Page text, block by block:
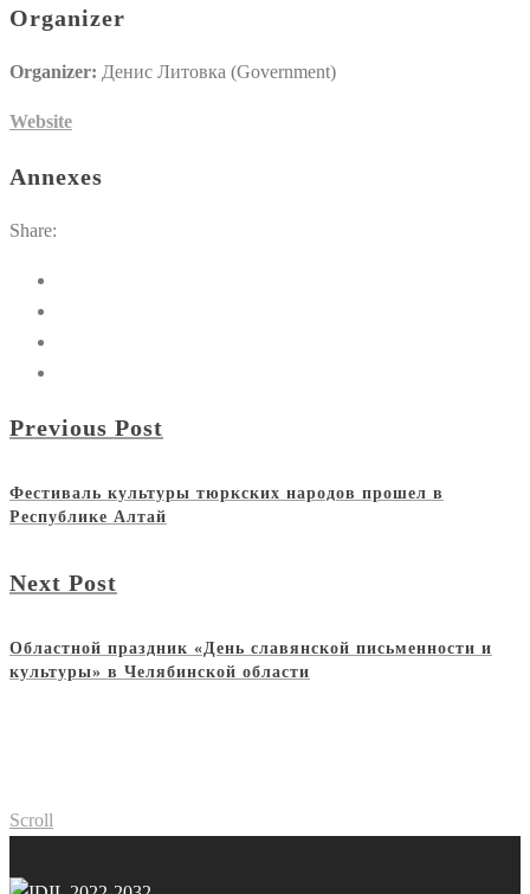
Organizer
Organizer: Денис Литовка (Government)
Website
Annexes
Share:
Previous Post
Фестиваль культуры тюркских народов прошел в
Республике Алтай
Next Post
Областной праздник «День славянской письменности и
культуры» в Челябинской области
Scroll